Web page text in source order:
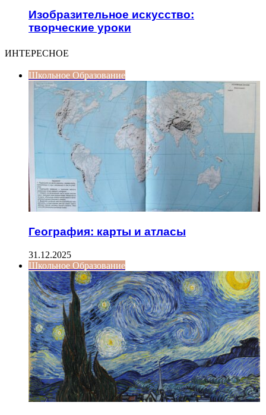
Изобразительное искусство:
творческие уроки
ИНТЕРЕСНОЕ
Школьное Образование
География: карты и атласы
31.12.2025
Школьное Образование